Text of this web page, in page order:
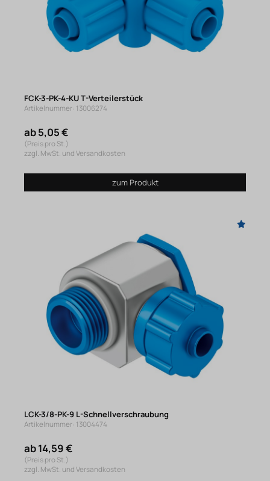
FCK-3-PK-4-KU T-Verteilerstück
Artikelnummer: 13006274
ab 5,05 €
(Preis pro St.)
zzgl. MwSt. und Versandkosten
zum Produkt
LCK-3/8-PK-9 L-Schnellverschraubung
Artikelnummer: 13004474
ab 14,59 €
(Preis pro St.)
zzgl. MwSt. und Versandkosten